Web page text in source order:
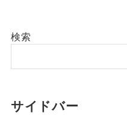
検索
サイドバー